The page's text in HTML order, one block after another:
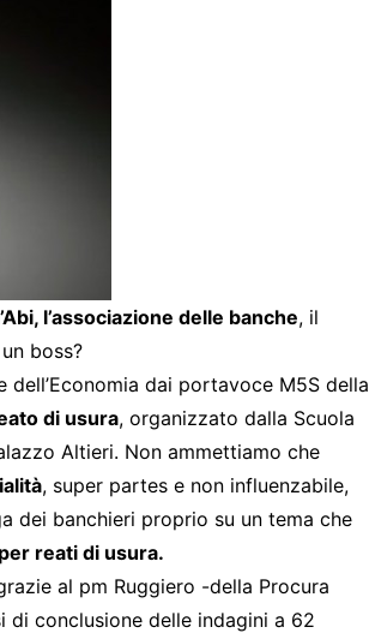
l’associazione delle banche, il
boss?
dai portavoce M5S della
di usura, organizzato dalla Scuola
Altieri. Non ammettiamo che
, super partes e non influenzabile,
dei banchieri proprio su un tema che
reati di usura.
al pm Ruggiero -della Procura
conclusione delle indagini a 62